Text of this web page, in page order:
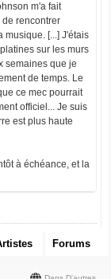
m'a fait
rencontrer
musique. [...] J'étais
sur les murs
semaines que je
de temps. Le
ce mec pourrait
officiel... Je suis
est plus haute
à échéance, et la
Forums